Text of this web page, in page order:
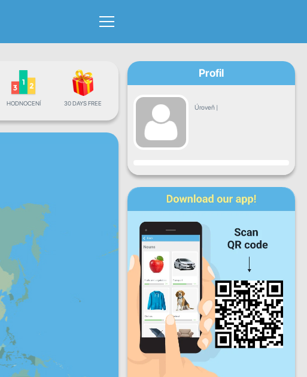
HODNOCENÍ 30 DAYS FREE
Profil
Úroveň |
Pokrok
Po St Čt
So Ne
Denní pokrok
Měsíční pokrok